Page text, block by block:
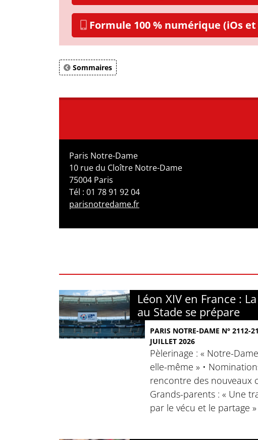
Formule 100 % numérique (iOs
Sommaires
Paris Notre-Dame
10 rue du Cloître Notre-Dame
75004 Paris
Tél : 01 78 91 92 04
parisnotredame.fr
Léon XIV en France :
au Stade se prépare
PARIS NOTRE-DAME N° 2112-
JUILLET 2026
Pèlerinage : « Notre-
elle-même » •
rencontre des nouveaux
Grands-parents : « Une
par le vécu et le partage »